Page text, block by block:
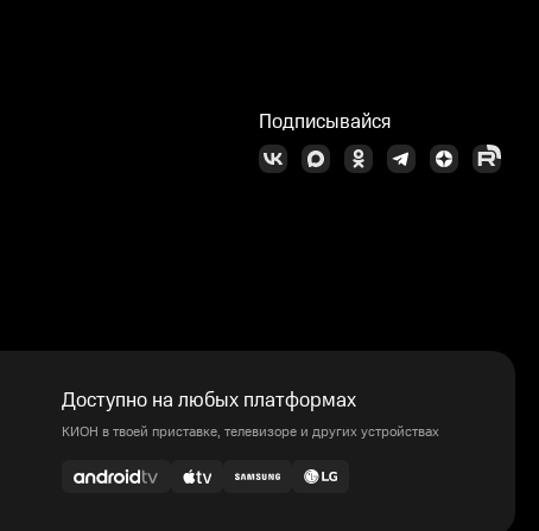
Подписывайся
Доступно на любых платформах
КИОН в твоей приставке, телевизоре и других устройствах